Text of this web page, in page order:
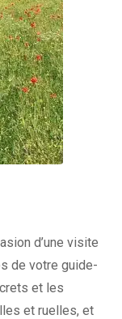
d’une visite
de votre guide-
et les
et ruelles, et